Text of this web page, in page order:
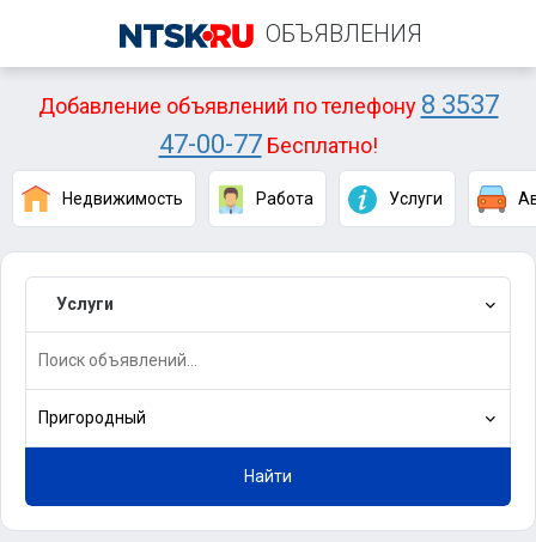
ОБЪЯВЛЕНИЯ
Добавление объявлений по телефону 8 3537
47-00-77Бесплатно!
Недвижимость Работа Услуги
Услуги
Пригородный
Найти